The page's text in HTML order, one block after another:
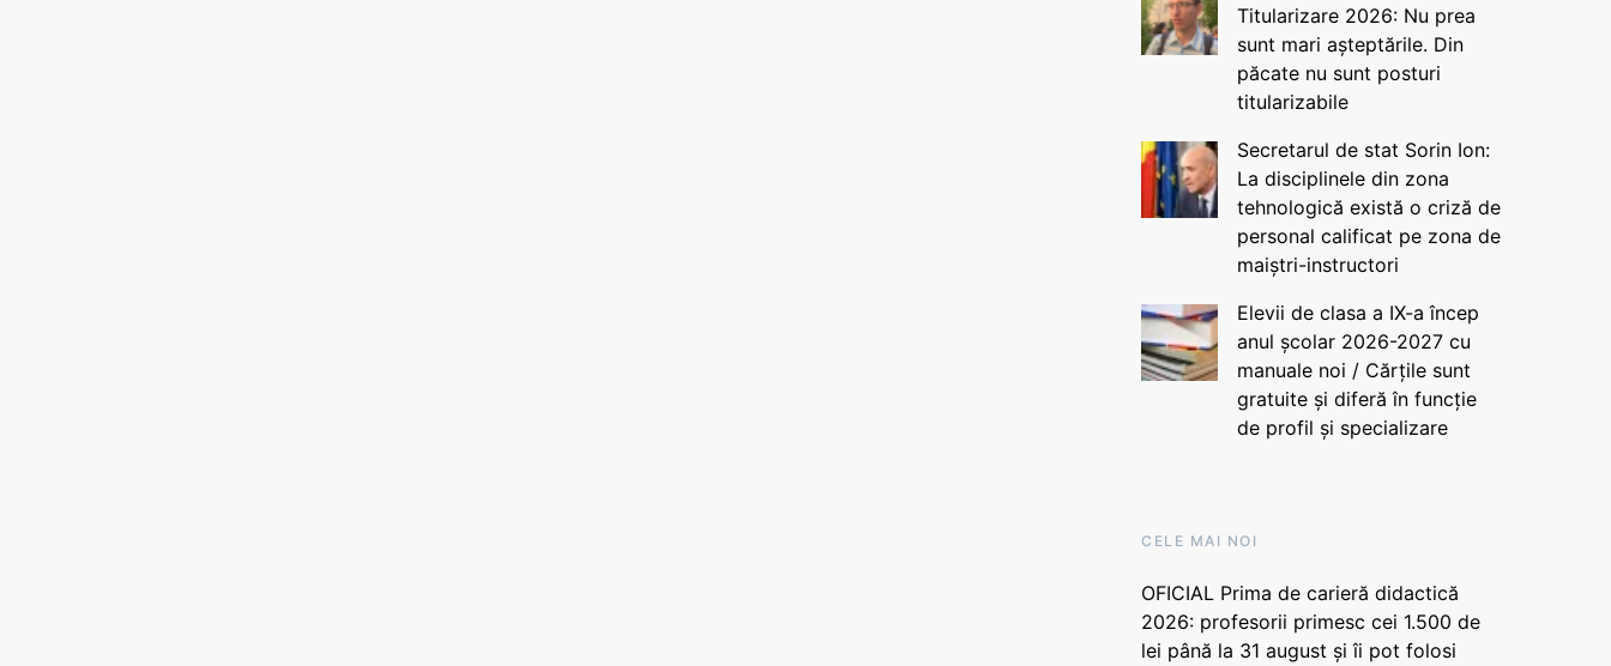
Titularizare 2026: Nu prea
sunt mari așteptările. Din
păcate nu sunt posturi
titularizabile
Secretarul de stat Sorin Ion:
La disciplinele din zona
tehnologică există o criză de
personal calificat pe zona de
maiștri-instructori
Elevii de clasa a IX-a încep
anul școlar 2026-2027 cu
manuale noi / Cărțile sunt
gratuite și diferă în funcție
de profil și specializare
CELE MAI NOI
OFICIAL Prima de carieră didactică
2026: profesorii primesc cei 1.500 de
lei până la 31 august și îi pot folosi